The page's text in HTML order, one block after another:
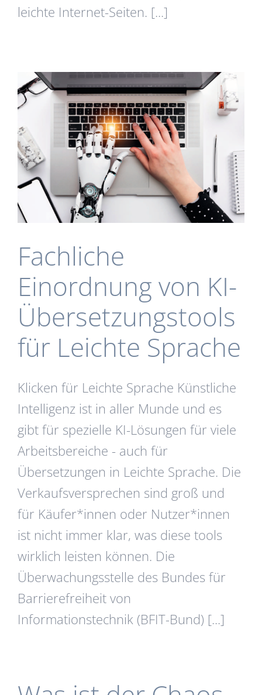
leichte Internet-Seiten. [...]
Fachliche
Einordnung von KI-
Übersetzungstools
für Leichte Sprache
Klicken für Leichte Sprache Künstliche
Intelligenz ist in aller Munde und es
gibt für spezielle KI-Lösungen für viele
Arbeitsbereiche - auch für
Übersetzungen in Leichte Sprache. Die
Verkaufsversprechen sind groß und
für Käufer*innen oder Nutzer*innen
ist nicht immer klar, was diese tools
wirklich leisten können. Die
Überwachungsstelle des Bundes für
Barrierefreiheit von
Informationstechnik (BFIT-Bund) [...]